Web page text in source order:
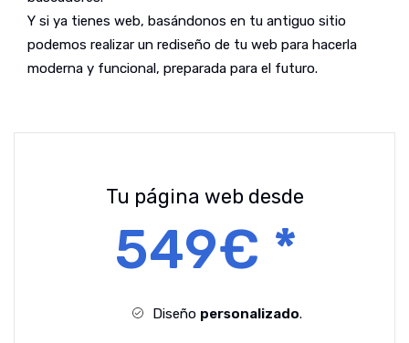
Y si ya tienes web, basándonos en tu antiguo sitio
podemos realizar un rediseño de tu web para hacerla
moderna y funcional, preparada para el futuro.
Tu página web desde
549€ *
Diseño personalizado.